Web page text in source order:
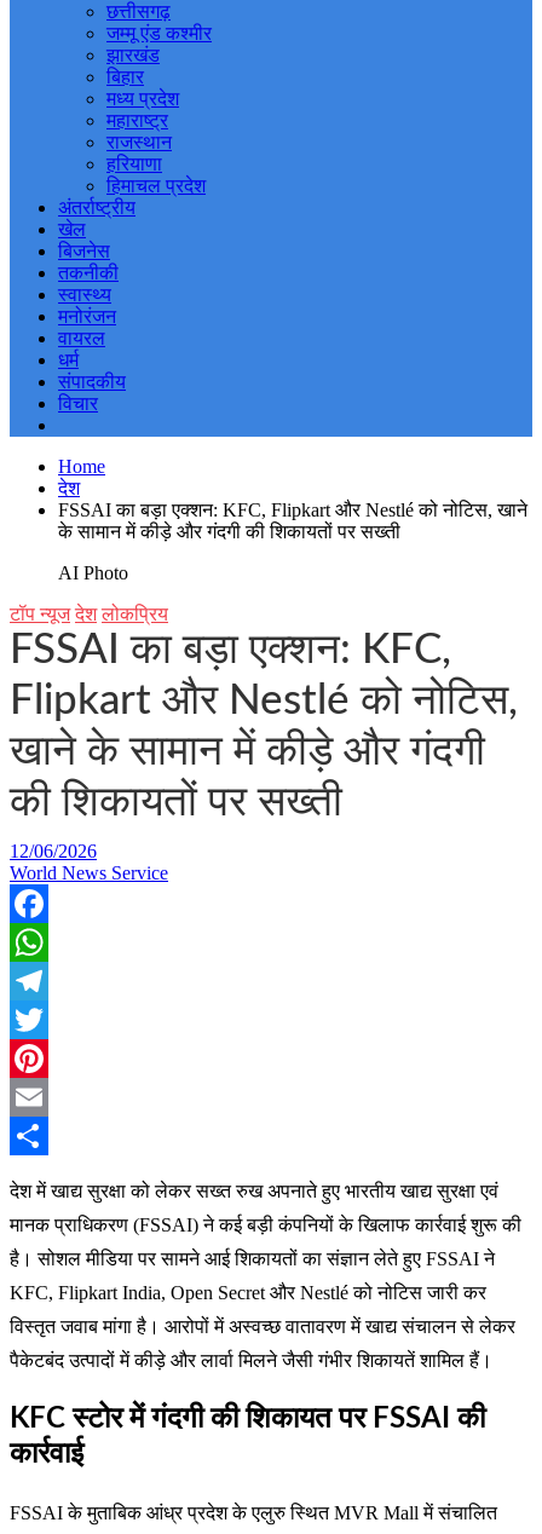
छत्तीसगढ़
जम्मू एंड कश्मीर
झारखंड
बिहार
मध्य प्रदेश
महाराष्ट्र
राजस्थान
हरियाणा
हिमाचल प्रदेश
अंतर्राष्ट्रीय
खेल
बिजनेस
तकनीकी
स्वास्थ्य
मनोरंजन
वायरल
धर्म
संपादकीय
विचार
Home
देश
FSSAI का बड़ा एक्शन: KFC, Flipkart और Nestlé को नोटिस, खाने
के सामान में कीड़े और गंदगी की शिकायतों पर सख्ती
AI Photo
टॉप न्यूज देश लोकप्रिय
FSSAI का बड़ा एक्शन: KFC,
Flipkart और Nestlé को नोटिस,
खाने के सामान में कीड़े और गंदगी
की शिकायतों पर सख्ती
12/06/2026
World News Service
Facebook
WhatsApp
Telegram
Twitter
Pinterest
Email
देश में खाद्य सुरक्षा को लेकर सख्त रुख अपनाते हुए भारतीय खाद्य सुरक्षा एवं
मानक प्राधिकरण (FSSAI) ने कई बड़ी कंपनियों के खिलाफ कार्रवाई शुरू की
है। सोशल मीडिया पर सामने आई शिकायतों का संज्ञान लेते हुए FSSAI ने
KFC, Flipkart India, Open Secret और Nestlé को नोटिस जारी कर
विस्तृत जवाब मांगा है। आरोपों में अस्वच्छ वातावरण में खाद्य संचालन से लेकर
पैकेटबंद उत्पादों में कीड़े और लार्वा मिलने जैसी गंभीर शिकायतें शामिल हैं।
KFC स्टोर में गंदगी की शिकायत पर FSSAI की
कार्रवाई
FSSAI के मुताबिक आंध्र प्रदेश के एलुरु स्थित MVR Mall में संचालित